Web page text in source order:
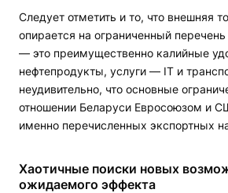
Следует отметить и то, что внешняя
опирается на ограниченный
— это преимущественно калийные
нефтепродукты, услуги — IT и
неудивительно, что основные
отношении Беларуси Евросоюзом и
именно перечисленных экспортных
Хаотичные поиски новых
ожидаемого эффекта